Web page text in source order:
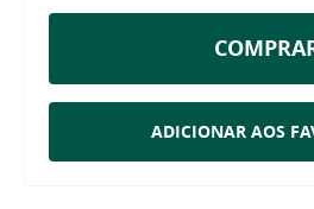
ADICIONAR AOS